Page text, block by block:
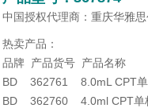
中国授权代理商：重庆华雅
热卖产品：
品牌 产品货号 产品名称
BD 362761 8.0mL CPT单
BD 362760 4.0ml CPT单